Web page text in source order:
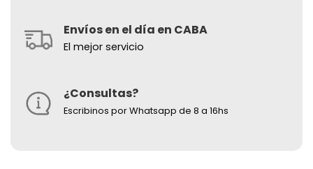
Envíos en el día en CABA
El mejor servicio
¿Consultas?
Escribinos por Whatsapp de 8 a 16hs